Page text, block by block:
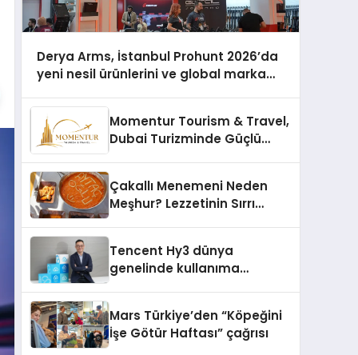
Derya Arms, İstanbul Prohunt 2026’da
yeni nesil ürünlerini ve global marka
Momentur Tourism & Travel,
Dubai Turizminde Güçlü
Çakallı Menemeni Neden
Meşhur? Lezzetinin Sırrı
Tencent Hy3 dünya
genelinde kullanıma
Mars Türkiye’den “Köpeğini
İşe Götür Haftası” çağrısı